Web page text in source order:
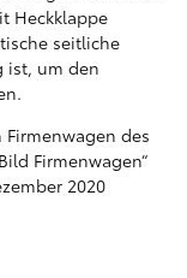
Heckklappe
seitliche
ist, um den
des
Firmenwagen“
2020